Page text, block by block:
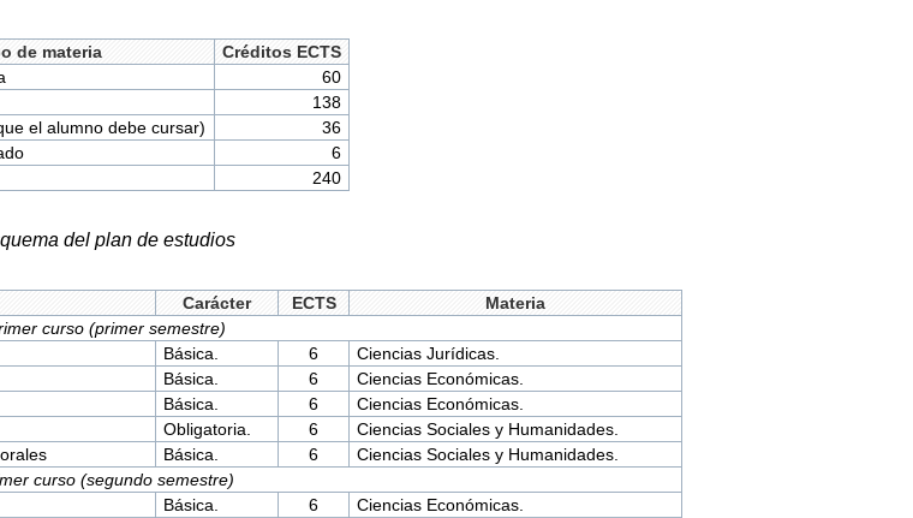
de materia
Créditos ECTS
60
138
el alumno debe cursar)
36
6
240
del plan de estudios
Carácter ECTS
Materia
curso (primer semestre)
Básica. 6
Ciencias Jurídicas.
Básica. 6
Ciencias Económicas.
Básica. 6
Ciencias Económicas.
Obligatoria. 6
Ciencias Sociales y Humanidades.
Básica. 6
Ciencias Sociales y Humanidades.
curso (segundo semestre)
Básica. 6
Ciencias Económicas.